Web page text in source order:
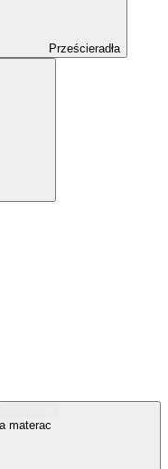
Prześcieradła
materac